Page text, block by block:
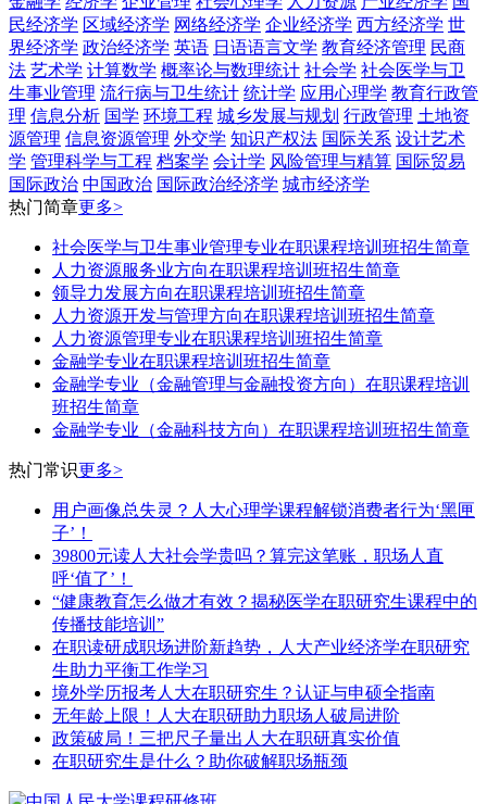
民经济学 区域经济学 网络经济学 企业经济学 西方经济学 世
界经济学 政治经济学 英语 日语语言文学 教育经济管理 民商
法 艺术学 计算数学 概率论与数理统计 社会学 社会医学与卫
生事业管理 流行病与卫生统计 统计学 应用心理学 教育行政管
理 信息分析 国学 环境工程 城乡发展与规划 行政管理 土地资
源管理 信息资源管理 外交学 知识产权法 国际关系 设计艺术
学 管理科学与工程 档案学 会计学 风险管理与精算 国际贸易
国际政治 中国政治 国际政治经济学 城市经济学
热门简章更多>
社会医学与卫生事业管理专业在职课程培训班招生简章
人力资源服务业方向在职课程培训班招生简章
领导力发展方向在职课程培训班招生简章
人力资源开发与管理方向在职课程培训班招生简章
人力资源管理专业在职课程培训班招生简章
金融学专业在职课程培训班招生简章
金融学专业（金融管理与金融投资方向）在职课程培训
班招生简章
​金融学专业（​金融科技方向）在职课程培训班招生简章
热门常识更多>
用户画像总失灵？人大心理学课程解锁消费者行为‘黑匣
子’！
39800元读人大社会学贵吗？算完这笔账，职场人直
呼‘值了’！
“健康教育怎么做才有效？揭秘医学在职研究生课程中的
传播技能培训”
在职读研成职场进阶新趋势，人大产业经济学在职研究
生助力平衡工作学习
境外学历报考人大在职研究生？认证与申硕全指南
无年龄上限！人大在职研助力职场人破局进阶
​政策破局！三把尺子量出人大在职研真实价值
在职研究生是什么？助你破解职场瓶颈